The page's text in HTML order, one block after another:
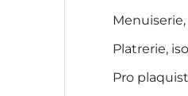
Platrerie,
Pro